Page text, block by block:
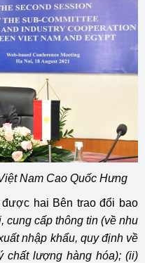
Nam Cao Quốc Hưng
hai Bên trao đổi bao
cung cấp thông tin (về nhu
nhập khẩu, quy định về
chất lượng hàng hóa); (ii)